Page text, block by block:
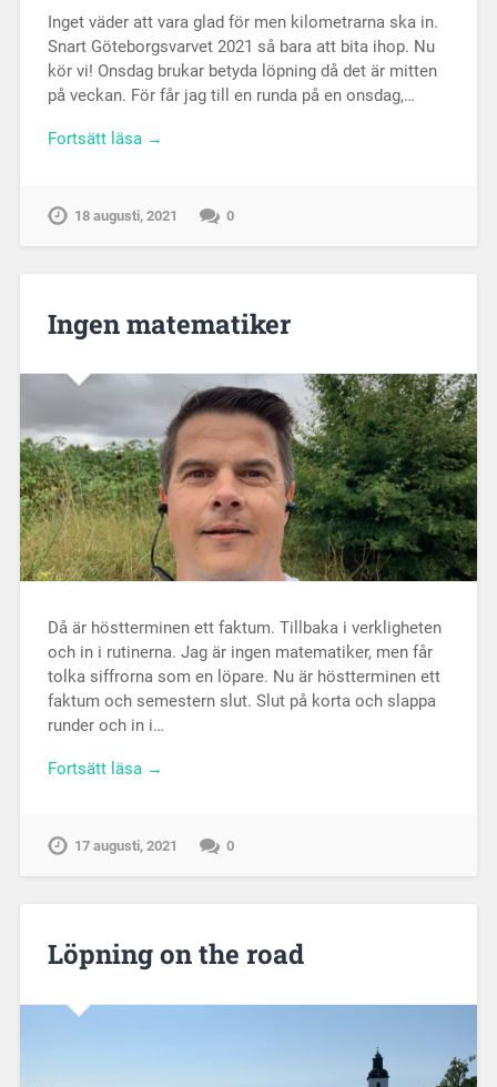
Inget väder att vara glad för men kilometrarna ska in.
Snart Göteborgsvarvet 2021 så bara att bita ihop. Nu
kör vi! Onsdag brukar betyda löpning då det är mitten
på veckan. För får jag till en runda på en onsdag,…
Fortsätt läsa →
18 augusti, 2021 0
Ingen matematiker
Då är höstterminen ett faktum. Tillbaka i verkligheten
och in i rutinerna. Jag är ingen matematiker, men får
tolka siffrorna som en löpare. Nu är höstterminen ett
faktum och semestern slut. Slut på korta och slappa
runder och in i…
Fortsätt läsa →
17 augusti, 2021 0
Löpning on the road